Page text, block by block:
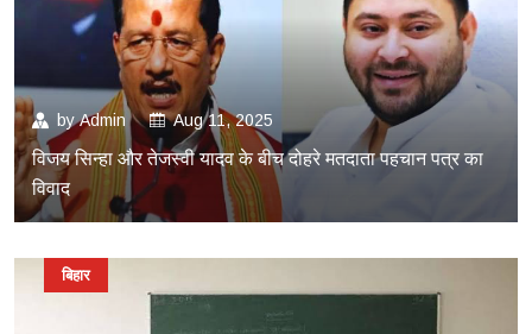
byAdmin Aug 11, 2025
विजय सिन्हा और तेजस्वी यादव के बीच दोहरे मतदाता पहचान पत्र का
विवाद
बिहार